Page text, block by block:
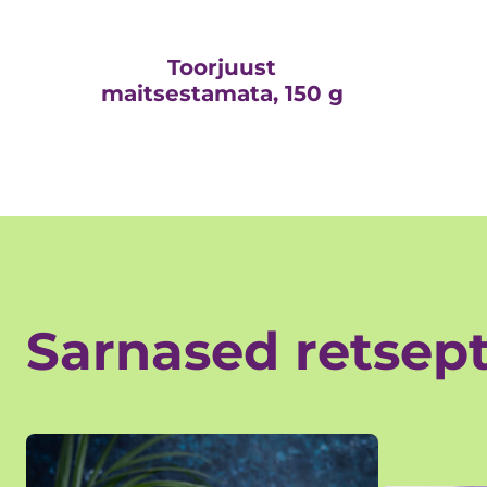
Toorjuust
maitsestamata, 150 g
Sarnased